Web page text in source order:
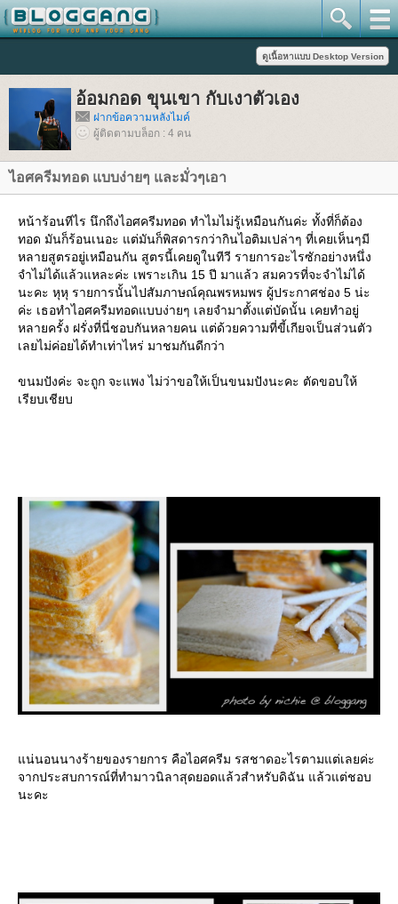
อ้อมกอด ขุนเขา กับเงาตัวเอง
ฝากข้อความหลังไมค์
ผู้ติดตามบล็อก : 4 คน
ไอศครีมทอด แบบง่ายๆ และมั่วๆเอา
หน้าร้อนทีไร นึกถึงไอศครีมทอด ทำไมไม่รู้เหมือนกันค่ะ ทั้งที่ก็ต้อง
ทอด มันก็ร้อนเนอะ แต่มันก็พิสดารกว่ากินไอติมเปล่าๆ ที่เคยเห็นๆมี
หลายสูตรอยู่เหมือนกัน สูตรนี้เคยดูในทีวี รายการอะไรซักอย่างหนึ่ง
จำไม่ได้แล้วแหละค่ะ เพราะเกิน 15 ปี มาแล้ว สมควรที่จะจำไม่ได้
นะคะ หุหุ รายการนั้นไปสัมภาษณ์คุณพรหมพร ผู้ประกาศช่อง 5 น่ะ
ค่ะ เธอทำไอศครีมทอดแบบง่ายๆ เลยจำมาตั้งแต่บัดนั้น เคยทำอยู่
หลายครั้ง ฝรั่งที่นี่ชอบกันหลายคน แต่ด้วยความที่ขี้เกียจเป็นส่วนตัว
เลยไม่ค่อยได้ทำเท่าไหร่ มาชมกันดีกว่า
ขนมปังค่ะ จะถูก จะแพง ไม่ว่าขอให้เป็นขนมปังนะคะ ตัดขอบให้
เรียบเชียบ
น่นอนนางร้ายของรายการ คือไอศครีม รสชาดอะไรตามแต่เลยค่ะ
จากประสบการณ์ที่ทำมาวนิลาสุดยอดแล้วสำหรับดิฉัน แล้วแต่ชอบ
นะคะ